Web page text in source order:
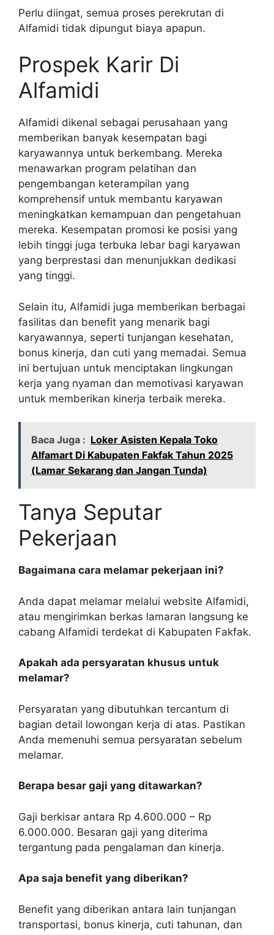
Perlu diingat, semua proses perekrutan di
Alfamidi tidak dipungut biaya apapun.
Prospek Karir Di
Alfamidi
Alfamidi dikenal sebagai perusahaan yang
memberikan banyak kesempatan bagi
karyawannya untuk berkembang. Mereka
menawarkan program pelatihan dan
pengembangan keterampilan yang
komprehensif untuk membantu karyawan
meningkatkan kemampuan dan pengetahuan
mereka. Kesempatan promosi ke posisi yang
lebih tinggi juga terbuka lebar bagi karyawan
yang berprestasi dan menunjukkan dedikasi
yang tinggi.
Selain itu, Alfamidi juga memberikan berbagai
fasilitas dan benefit yang menarik bagi
karyawannya, seperti tunjangan kesehatan,
bonus kinerja, dan cuti yang memadai. Semua
ini bertujuan untuk menciptakan lingkungan
kerja yang nyaman dan memotivasi karyawan
untuk memberikan kinerja terbaik mereka.
Baca Juga : Loker Asisten Kepala Toko
Alfamart Di Kabupaten Fakfak Tahun 2025
(Lamar Sekarang dan Jangan Tunda)
Tanya Seputar
Pekerjaan
Bagaimana cara melamar pekerjaan ini?
Anda dapat melamar melalui website Alfamidi,
atau mengirimkan berkas lamaran langsung ke
cabang Alfamidi terdekat di Kabupaten Fakfak.
Apakah ada persyaratan khusus untuk
melamar?
Persyaratan yang dibutuhkan tercantum di
bagian detail lowongan kerja di atas. Pastikan
Anda memenuhi semua persyaratan sebelum
melamar.
Berapa besar gaji yang ditawarkan?
Gaji berkisar antara Rp 4.600.000 – Rp
6.000.000. Besaran gaji yang diterima
tergantung pada pengalaman dan kinerja.
Apa saja benefit yang diberikan?
Benefit yang diberikan antara lain tunjangan
transportasi, bonus kinerja, cuti tahunan, dan